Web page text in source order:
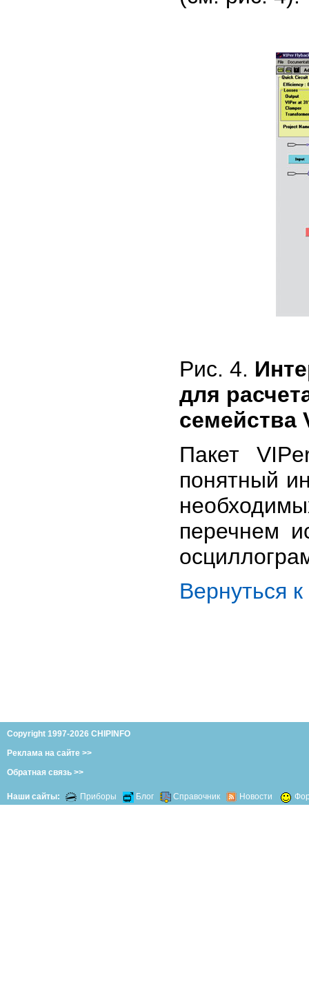
Рис. 4.
для
семейства
Пакет
понятный
перечнем
Вернуться
Copyright 1997-2026 CHIPINFO
Реклама на сайте >>
Обратная связь >>
Наши сайты: Приборы Блог Справочник Новости